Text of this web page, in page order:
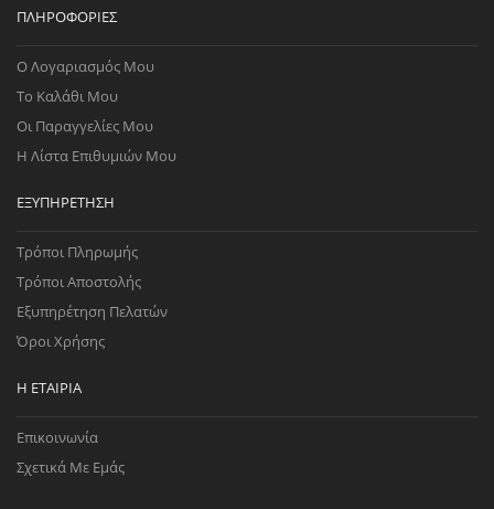
ΠΛΗΡΟΦΟΡΊΕΣ
Ο Λογαριασμός Μου
Το Καλάθι Μου
Οι Παραγγελίες Μου
Η Λίστα Επιθυμιών Μου
ΕΞΥΠΗΡΈΤΗΣΗ
Τρόποι Πληρωμής
Τρόποι Αποστολής
Εξυπηρέτηση Πελατών
Όροι Χρήσης
Η ΕΤΑΙΡΊΑ
Επικοινωνία
Σχετικά Με Εμάς